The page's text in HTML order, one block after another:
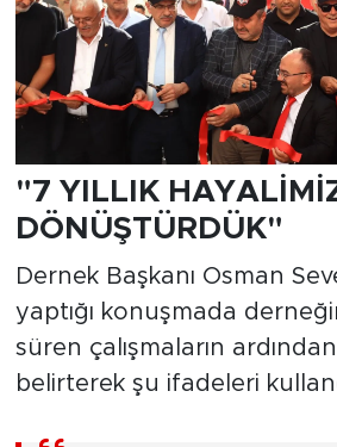
"7 YILLIK
DÖNÜŞTÜRDÜK"
Dernek Başkanı Osman
yaptığı konuşmada
süren çalışmaların
belirterek şu ifadeleri